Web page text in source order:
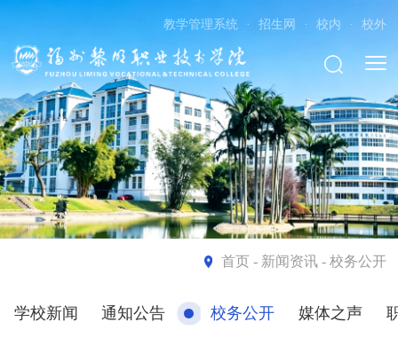
教学管理系统 · 招生网 · 校内 · 校外
首页- 新闻资讯 - 校务公开
学校新闻 通知公告 校务公开 媒体之声